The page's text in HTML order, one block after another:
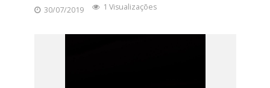
30/07/2019 1 Visualizações